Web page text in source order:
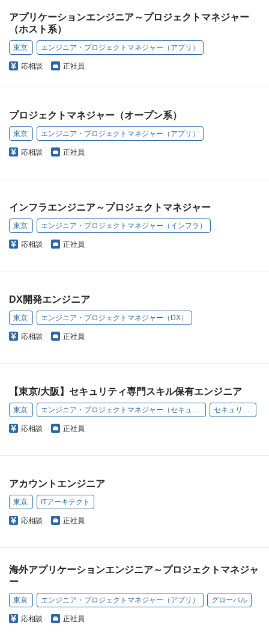
アプリケーションエンジニア～プロジェクトマネジャー
（ホスト系）
東京 エンジニア・プロジェクトマネジャー（アプリ）
応相談 正社員
プロジェクトマネジャー（オープン系）
東京 エンジニア・プロジェクトマネジャー（アプリ）
応相談 正社員
インフラエンジニア～プロジェクトマネジャー
東京 エンジニア・プロジェクトマネジャー（インフラ）
応相談 正社員
DX開発エンジニア
東京 エンジニア・プロジェクトマネジャー（DX）
応相談 正社員
【東京/大阪】セキュリティ専門スキル保有エンジニア
東京 エンジニア・プロジェクトマネジャー（セキュリティ） セキュリティ
応相談 正社員
アカウントエンジニア
東京 ITアーキテクト
応相談 正社員
海外アプリケーションエンジニア～プロジェクトマネジャ
ー
東京 エンジニア・プロジェクトマネジャー（アプリ） グローバル
応相談 正社員